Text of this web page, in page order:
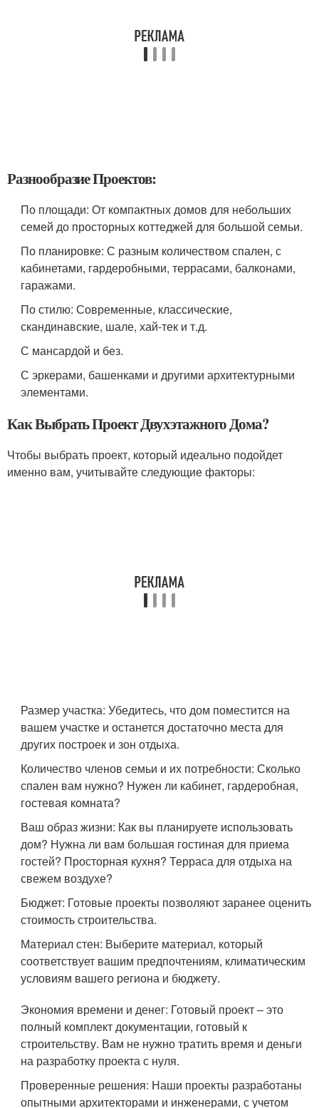
Разнообразие Проектов:
По площади: От компактных домов для небольших
семей до просторных коттеджей для большой семьи.
По планировке: С разным количеством спален, с
кабинетами, гардеробными, террасами, балконами,
гаражами.
По стилю: Современные, классические,
скандинавские, шале, хай-тек и т.д.
С мансардой и без.
С эркерами, башенками и другими архитектурными
элементами.
Как Выбрать Проект Двухэтажного Дома?
Чтобы выбрать проект, который идеально подойдет
именно вам, учитывайте следующие факторы:
Размер участка: Убедитесь, что дом поместится на
вашем участке и останется достаточно места для
других построек и зон отдыха.
Количество членов семьи и их потребности: Сколько
спален вам нужно? Нужен ли кабинет, гардеробная,
гостевая комната?
Ваш образ жизни: Как вы планируете использовать
дом? Нужна ли вам большая гостиная для приема
гостей? Просторная кухня? Терраса для отдыха на
свежем воздухе?
Бюджет: Готовые проекты позволяют заранее оценить
стоимость строительства.
Материал стен: Выберите материал, который
соответствует вашим предпочтениям, климатическим
условиям вашего региона и бюджету.
Экономия времени и денег: Готовый проект – это
полный комплект документации, готовый к
строительству. Вам не нужно тратить время и деньги
на разработку проекта с нуля.
Проверенные решения: Наши проекты разработаны
опытными архитекторами и инженерами, с учетом